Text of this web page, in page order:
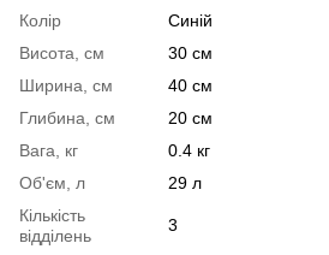
Колір
Синій
Висота, см
30 см
Ширина, см
40 см
Глибина, см
20 см
Вага, кг
0.4 кг
Об'єм, л
29 л
Кількість
відділень
3